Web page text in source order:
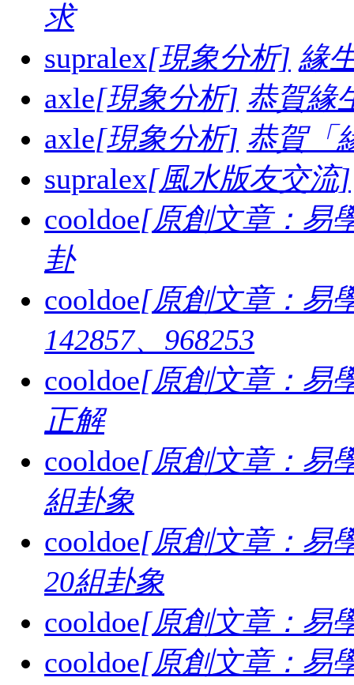
求
supralex[現象分析] 緣
axle[現象分析] 恭賀緣
axle[現象分析] 恭賀「
supralex[風水版友交流]
cooldoe[原創文章：易
卦
cooldoe[原創文章：易
142857、968253
cooldoe[原創文章：易
正解
cooldoe[原創文章：易
組卦象
cooldoe[原創文章：易
20組卦象
cooldoe[原創文章：易
cooldoe[原創文章：易